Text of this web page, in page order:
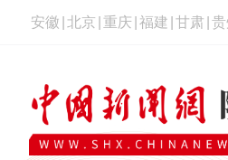
安徽 北京 重庆 福建 甘肃 贵